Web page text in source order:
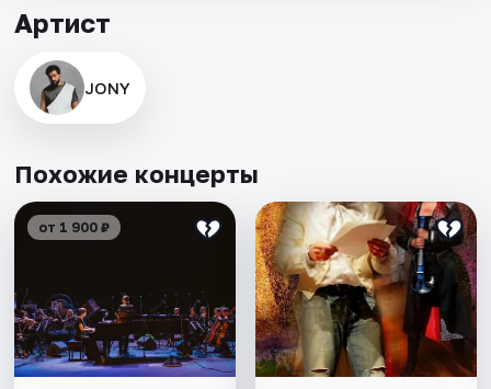
Артист
JONY
Похожие концерты
от 1 900 ₽